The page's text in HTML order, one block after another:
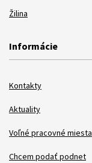
Žilina
Informácie
Kontakty
Aktuality
Voľné pracovné miesta
Chcem podať podnet